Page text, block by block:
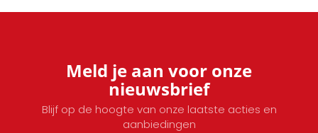
Meld je aan voor onze
nieuwsbrief
Blijf op de hoogte van onze laatste acties en
aanbiedingen